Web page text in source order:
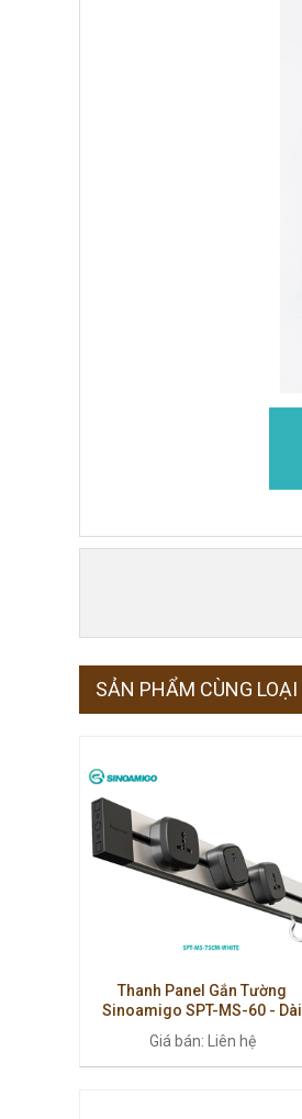
SẢN PHẨM CÙNG LOẠI
Thanh Panel Gắn Tường
Sinoamigo SPT-MS-60 - Dài
Liệu, Văn Phòng Hiện Đại
Giá bán: Liên hệ